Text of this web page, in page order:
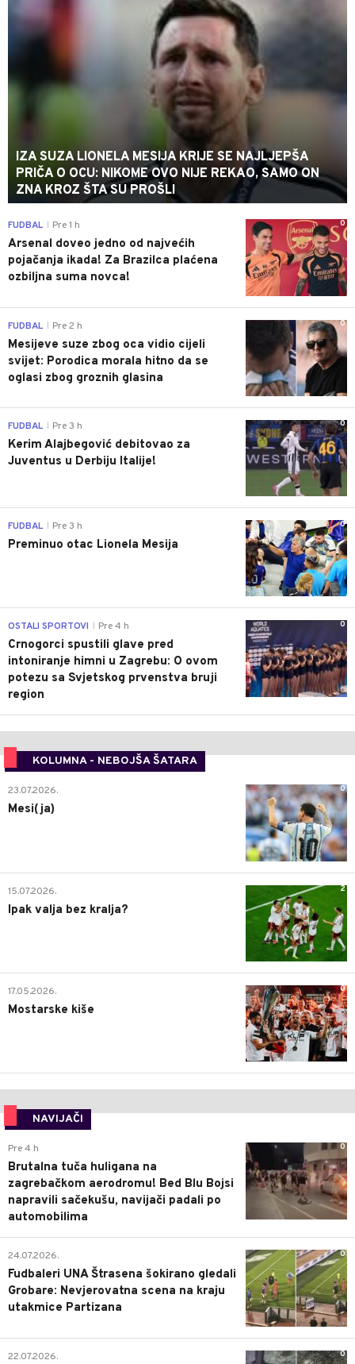
IZA SUZA LIONELA MESIJA KRIJE SE NAJLJEPŠA
PRIČA O OCU: NIKOME OVO NIJE REKAO, SAMO ON
ZNA KROZ ŠTA SU PROŠLI
0
FUDBAL Pre 1 h
Arsenal doveo jedno od najvećih
pojačanja ikada! Za Brazilca plaćena
ozbiljna suma novca!
0
FUDBAL Pre 2 h
Mesijeve suze zbog oca vidio cijeli
svijet: Porodica morala hitno da se
oglasi zbog groznih glasina
0
FUDBAL Pre 3 h
Kerim Alajbegović debitovao za
Juventus u Derbiju Italije!
0
FUDBAL Pre 3 h
Preminuo otac Lionela Mesija
0
OSTALI SPORTOVI Pre 4 h
Crnogorci spustili glave pred
intoniranje himni u Zagrebu: O ovom
potezu sa Svjetskog prvenstva bruji
region
KOLUMNA - NEBOJŠA ŠATARA
0
23.07.2026.
Mesi(ja)
2
15.07.2026.
Ipak valja bez kralja?
0
17.05.2026.
Mostarske kiše
NAVIJAČI
0
Pre 4 h
Brutalna tuča huligana na
zagrebačkom aerodromu! Bed Blu Bojsi
napravili sačekušu, navijači padali po
automobilima
0
24.07.2026.
Fudbaleri UNA Štrasena šokirano gledali
Grobare: Nevjerovatna scena na kraju
utakmice Partizana
0
22.07.2026.